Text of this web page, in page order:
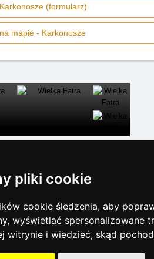
pliki cookie
cookie śledzenia, aby
wyświetlać spersonalizowane
witrynie i wiedzieć, skąd
(formularz)
mapie - Karkonosze
Sylwester Karkonosze
Sylwester w górach 2025/26
Warunki narciarskie